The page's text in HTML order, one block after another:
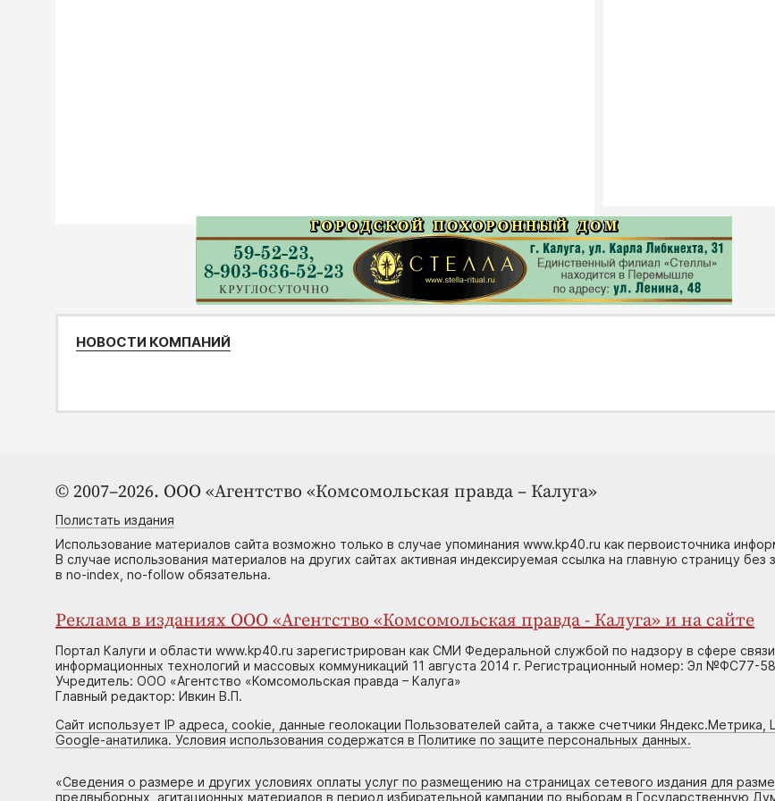
НОВОСТИ КОМПАНИЙ
© 2007–2026. ООО «Агентство «Комсомольская правда – Калуга»
Полистать издания
Использование материалов сайта возможно только в случае упоминания www.kp40.ru как первоисточника
В случае использования материалов на других сайтах активная индексируемая ссылка на главную страницу без
в no-index, no-follow обязательна.
Реклама в изданиях ООО «Агентство «Комсомольская правда - Калуга» и на сайте
Портал Калуги и области www.kp40.ru зарегистрирован как СМИ Федеральной службой по надзору в сфере связи,
информационных технологий и массовых коммуникаций 11 августа 2014 г. Регистрационный номер: Эл №ФС77-
Учредитель: ООО «Агентство «Комсомольская правда – Калуга»
Главный редактор: Ивкин В.П.
Сайт использует IP адреса, cookie, данные геолокации Пользователей сайта, а также счетчики Яндекс.Метрика,
Google-анатилика. Условия использования содержатся в Политике по защите персональных данных.
«Сведения о размере и других условиях оплаты услуг по размещению на страницах сетевого издания для
предвыборных, агитационных материалов в период избирательной кампании по выборам в Государственную